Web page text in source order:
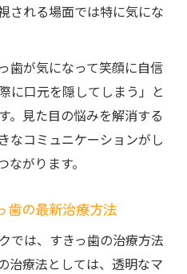
される場面では特に気にな
歯が気になって笑顔に自信
に口元を隠してしまう」と
。見た目の悩みを解消する
なコミュニケーションがし
がります。
歯の最新治療方法
では、すきっ歯の治療方法
治療法としては、透明なマ